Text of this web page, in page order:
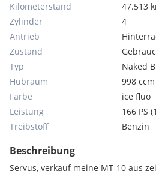
Kilometerstand
47.513
Zylinder
4
Antrieb
Zustand
Typ
Naked
Hubraum
998 ccm
Farbe
ice fluo
Leistung
166 PS
Treibstoff
Benzin
Beschreibung
Servus, verkauf meine MT-10 aus